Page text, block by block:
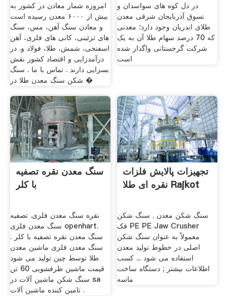
امروزه شمار معادن در کشور به
بیش از ۶۰۰۰ معدن رسیده است
و معادن سنگ آهن، مس، سنگ
های تزئینی، کانی های فلزی، آهن
اسفنجی، شمش، طلا، فولاد و. در
درآمدزایی و اقتصاد کشور نقش
بسزایی دارند . تماس با ما . سنگ
شکن سنگ معدن طلا در �
در دل کوه های سواسدان و
نسوق آذربایجان شرقی معدن
طلای اندریان وجود دارد؛ معدنی
که 70 درصد سهام طلا آن به یک
شرکت گرجستانی واگذار شده
است
سنگ معدن نقره تصفیه
با کلر
نقره سنگ معدن فلزی. تصفیه
سنگ معدن فلزی openhart.
سنگ معدن نقره تصفیه با کلر .
سنگ معدن فلزی ماشین معدن
طلا توسط چین تولید می شود
قیمت ماشین ظرفشویی 60 تن
سنگ شکن ماشین آلات در sa
تامین کننده ماشین آلات .
تجهیزات پالایش فلزات
نقره ای طلا Rajkot
سنگ شکن معدن . سنگ شکن
فک PE PE Jaw Crusher
معمولاً به عنوان سنگ شکن
اصلی در خطوط تولید معدن
استفاده می شود ... کسب
اطلاعات بیشتر ; دستگاه ساخت
ماسه